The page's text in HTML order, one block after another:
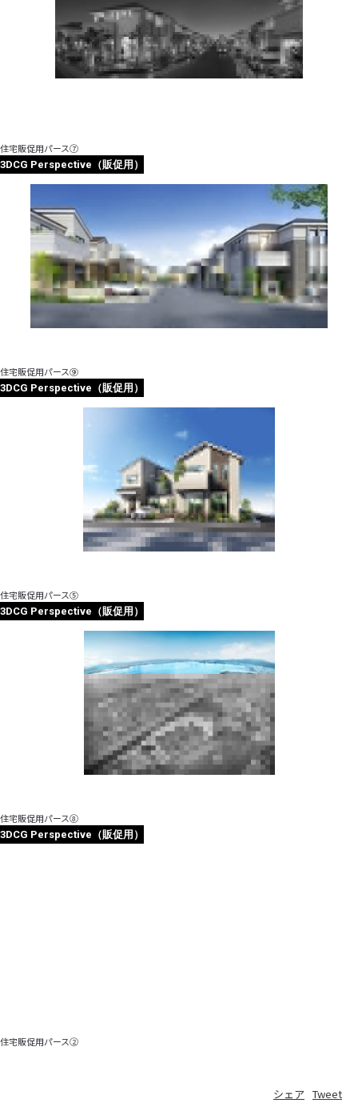
住宅販促用パース⑦
3DCG Perspective（販促用）
住宅販促用パース⑨
3DCG Perspective（販促用）
住宅販促用パース⑤
3DCG Perspective（販促用）
住宅販促用パース⑧
3DCG Perspective（販促用）
住宅販促用パース②
シェア Tweet